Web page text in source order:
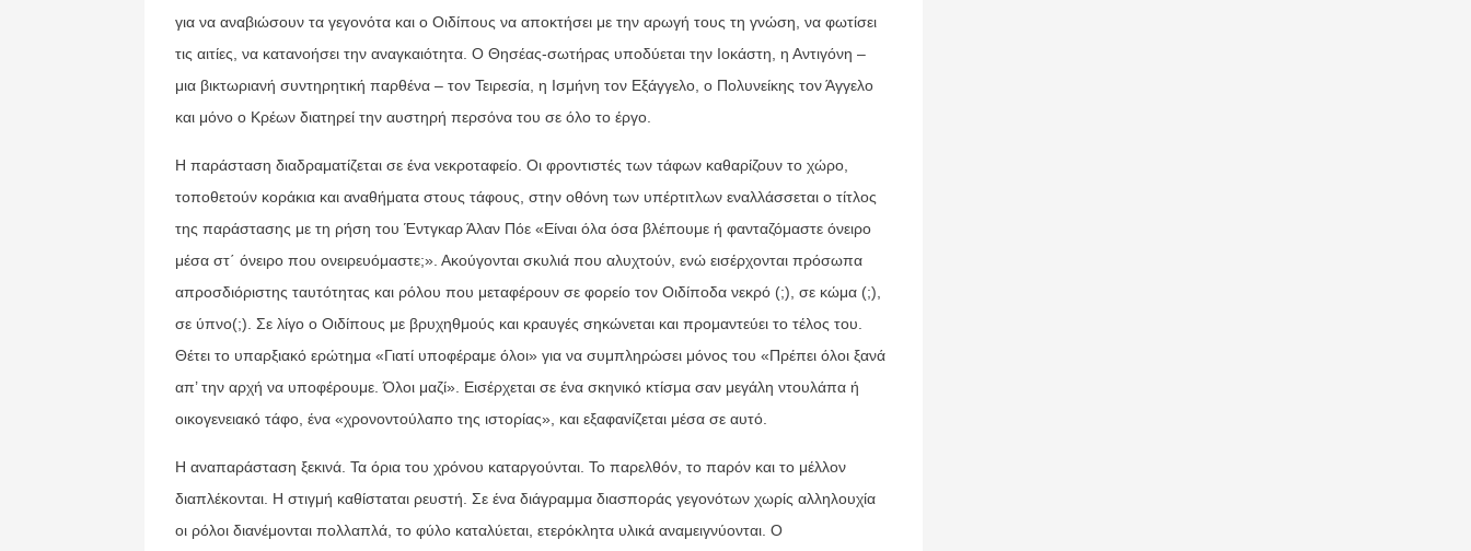
για να αναβιώσουν τα γεγονότα και ο Οιδίπους να αποκτήσει με την αρωγή τους τη γνώση, να φωτίσει
τις αιτίες, να κατανοήσει την αναγκαιότητα. Ο Θησέας-σωτήρας υποδύεται την Ιοκάστη, η Αντιγόνη –
μια βικτωριανή συντηρητική παρθένα – τον Τειρεσία, η Ισμήνη τον Εξάγγελο, ο Πολυνείκης τον Άγγελο
και μόνο ο Κρέων διατηρεί την αυστηρή περσόνα του σε όλο το έργο.
Η παράσταση διαδραματίζεται σε ένα νεκροταφείο. Οι φροντιστές των τάφων καθαρίζουν το χώρο,
τοποθετούν κοράκια και αναθήματα στους τάφους, στην οθόνη των υπέρτιτλων εναλλάσσεται ο τίτλος
της παράστασης με τη ρήση του Έντγκαρ Άλαν Πόε «Είναι όλα όσα βλέπουμε ή φανταζόμαστε όνειρο
μέσα στ΄ όνειρο που ονειρευόμαστε;». Ακούγονται σκυλιά που αλυχτούν, ενώ εισέρχονται πρόσωπα
απροσδιόριστης ταυτότητας και ρόλου που μεταφέρουν σε φορείο τον Οιδίποδα νεκρό (;), σε κώμα (;),
σε ύπνο(;). Σε λίγο ο Οιδίπους με βρυχηθμούς και κραυγές σηκώνεται και προμαντεύει το τέλος του.
Θέτει το υπαρξιακό ερώτημα «Γιατί υποφέραμε όλοι» για να συμπληρώσει μόνος του «Πρέπει όλοι ξανά
απ’ την αρχή να υποφέρουμε. Όλοι μαζί». Εισέρχεται σε ένα σκηνικό κτίσμα σαν μεγάλη ντουλάπα ή
οικογενειακό τάφο, ένα «χρονοντούλαπο της ιστορίας», και εξαφανίζεται μέσα σε αυτό.
Η αναπαράσταση ξεκινά. Τα όρια του χρόνου καταργούνται. Το παρελθόν, το παρόν και το μέλλον
διαπλέκονται. Η στιγμή καθίσταται ρευστή. Σε ένα διάγραμμα διασποράς γεγονότων χωρίς αλληλουχία
οι ρόλοι διανέμονται πολλαπλά, το φύλο καταλύεται, ετερόκλητα υλικά αναμειγνύονται. Ο